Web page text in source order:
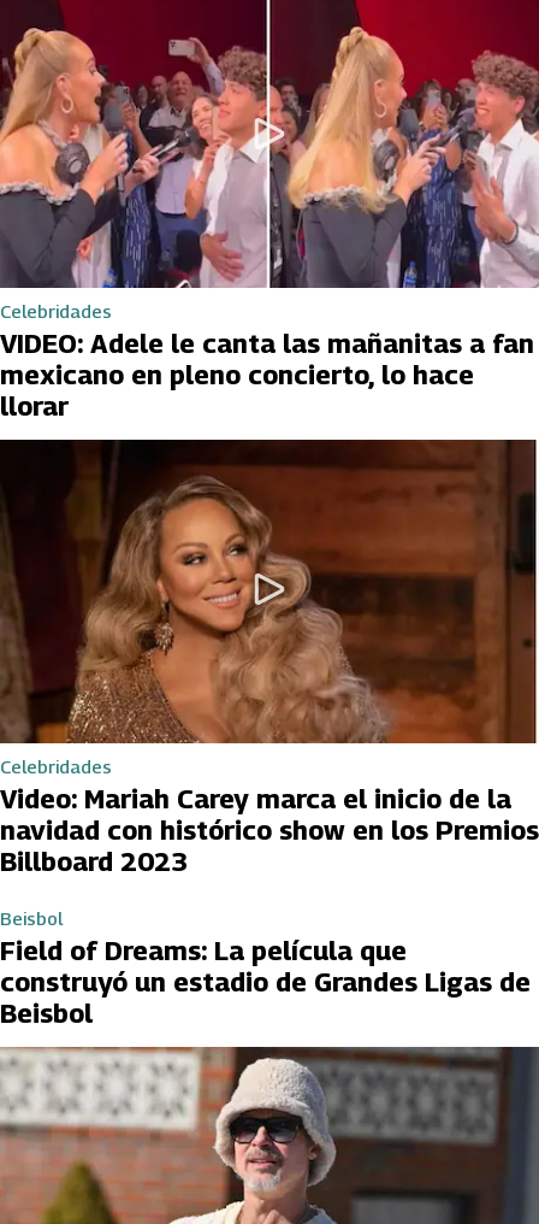
Celebridades
VIDEO: Adele le canta las mañanitas a fan
mexicano en pleno concierto, lo hace
llorar
Celebridades
Video: Mariah Carey marca el inicio de la
navidad con histórico show en los Premios
Billboard 2023
Beisbol
Field of Dreams: La película que
construyó un estadio de Grandes Ligas de
Beisbol